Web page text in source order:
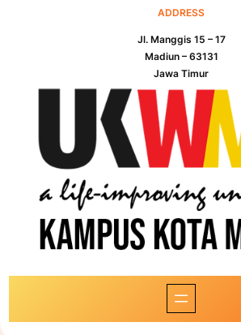
ADDRESS
Jl. Manggis 15 – 17
Madiun – 63131
Jawa Timur